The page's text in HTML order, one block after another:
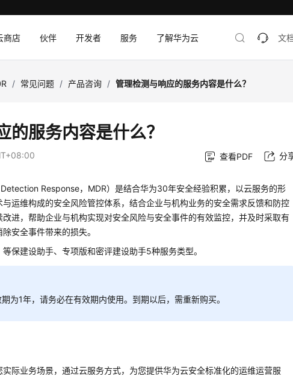
商店 伙伴 开发者 服务 了解华为云 文
/ 常见问题 / 产品咨询 / 管理检测与响应的服务内容是什么？
的服务内容是什么？
查看PDF 分
Response，MDR）是结合华为30年安全经验积累，以云服务的形
运维构成的安全风险管控体系，结合企业与机构业务的安全需求反馈和防控
进，帮助企业与机构实现对安全风险与安全事件的有效监控，并及时采取有
安全事件带来的损失。
保建设助手、专项版和密评建设助手5种服务类型。
为1年，请务必在有效期内使用。到期以后，需重新购买。
际业务场景，通过云服务方式，为您提供华为云安全标准化的运维运营服